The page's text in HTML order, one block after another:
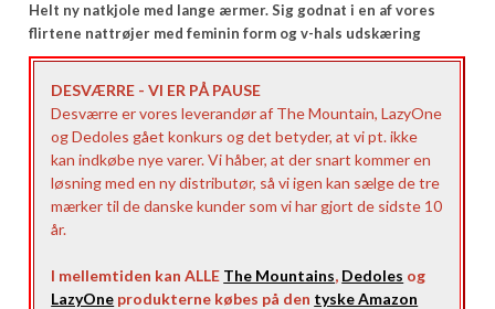
Helt ny natkjole med lange ærmer. Sig godnat i en af vores
flirtene nattrøjer med feminin form og v-hals udskæring
DESVÆRRE - VI ER PÅ PAUSE
Desværre er vores leverandør af The Mountain, LazyOne
og Dedoles gået konkurs og det betyder, at vi pt. ikke
kan indkøbe nye varer. Vi håber, at der snart kommer en
løsning med en ny distributør, så vi igen kan sælge de tre
mærker til de danske kunder som vi har gjort de sidste 10
år.
I mellemtiden kan ALLE The Mountains, Dedoles og
LazyOne produkterne købes på den tyske Amazon